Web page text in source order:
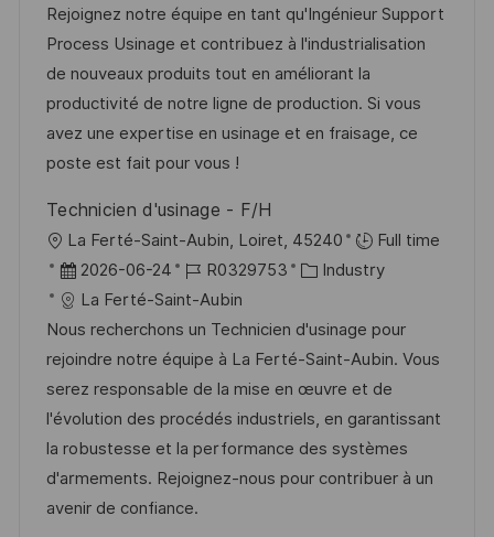
t
u
m
d
e
r
e
r
ö
f
f
e
n
t
l
i
c
b
-
I
D
a
t
e
g
o
r
e
Rejoignez notre équipe en tant qu'Ingénieur Support
Process Usinage et contribuez à l'industrialisation
de nouveaux produits tout en améliorant la
productivité de notre ligne de production. Si vous
avez une expertise en usinage et en fraisage, ce
poste est fait pour vous !
Technicien d'usinage - F/H
O
r
t
La Ferté-Saint-Aubin, Loiret, 45240
Full time
D
a
t
u
m
d
e
r
V
2026-06-24
J
o
b
-
I
D
R0329753
K
t
e
g
o
r
i
Industry
La Ferté-Saint-Aubin
Nous recherchons un Technicien d'usinage pour
rejoindre notre équipe à La Ferté-Saint-Aubin. Vous
serez responsable de la mise en œuvre et de
l'évolution des procédés industriels, en garantissant
la robustesse et la performance des systèmes
d'armements. Rejoignez-nous pour contribuer à un
avenir de confiance.